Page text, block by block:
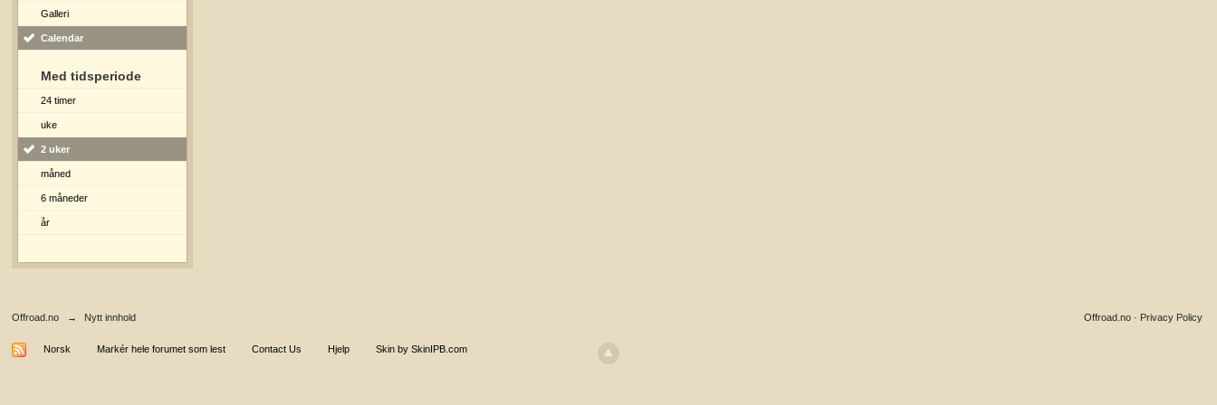
Galleri
Calendar
Med tidsperiode
24 timer
uke
2 uker
måned
6 måneder
år
Offroad.no → Nytt innhold Privacy Policy
Offroad.no ·
Norsk Markér hele forumet som lest Contact Us Hjelp Skin by SkinIPB.com